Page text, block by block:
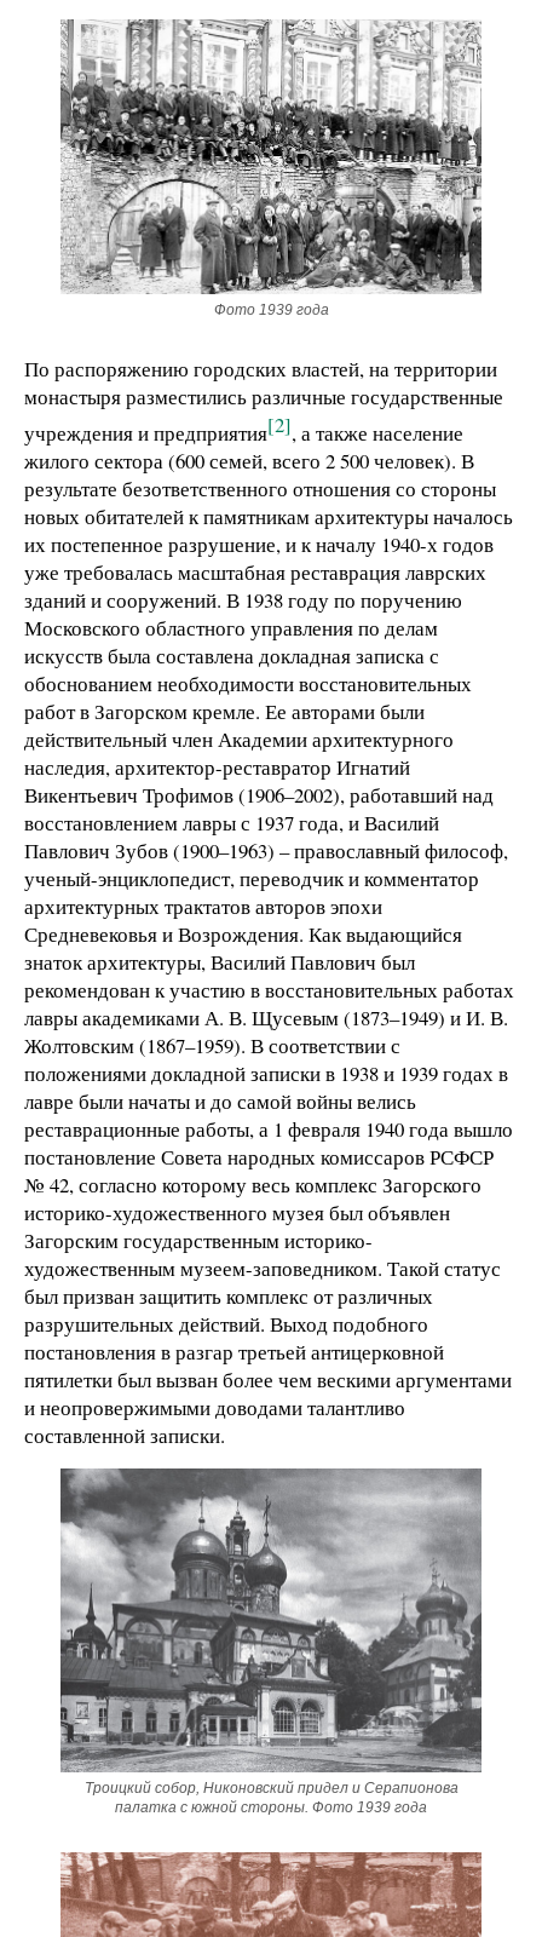
Фото 1939 года
По распоряжению городских властей, на территории
монастыря разместились различные государственные
учреждения и предприятия[2], а также население
жилого сектора (600 семей, всего 2 500 человек). В
результате безответственного отношения со стороны
новых обитателей к памятникам архитектуры началось
их постепенное разрушение, и к началу 1940-х годов
уже требовалась масштабная реставрация лаврских
зданий и сооружений. В 1938 году по поручению
Московского областного управления по делам
искусств была составлена докладная записка с
обоснованием необходимости восстановительных
работ в Загорском кремле. Ее авторами были
действительный член Академии архитектурного
наследия, архитектор-реставратор Игнатий
Викентьевич Трофимов (1906–2002), работавший над
восстановлением лавры с 1937 года, и Василий
Павлович Зубов (1900–1963) – православный философ,
ученый-энциклопедист, переводчик и комментатор
архитектурных трактатов авторов эпохи
Средневековья и Возрождения. Как выдающийся
знаток архитектуры, Василий Павлович был
рекомендован к участию в восстановительных работах
лавры академиками А. В. Щусевым (1873–1949) и И. В.
Жолтовским (1867–1959). В соответствии с
положениями докладной записки в 1938 и 1939 годах в
лавре были начаты и до самой войны велись
реставрационные работы, а 1 февраля 1940 года вышло
постановление Совета народных комиссаров РСФСР
№ 42, согласно которому весь комплекс Загорского
историко-художественного музея был объявлен
Загорским государственным историко-
художественным музеем-заповедником. Такой статус
был призван защитить комплекс от различных
разрушительных действий. Выход подобного
постановления в разгар третьей антицерковной
пятилетки был вызван более чем вескими аргументами
и неопровержимыми доводами талантливо
составленной записки.
Троицкий собор, Никоновский придел и Серапионова
палатка с южной стороны. Фото 1939 года